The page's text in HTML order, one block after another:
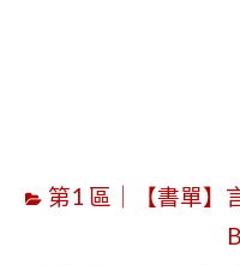
第1 區｜【書單】